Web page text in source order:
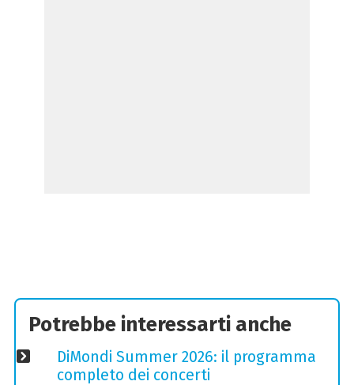
Potrebbe interessarti anche
DiMondi Summer 2026: il programma
completo dei concerti